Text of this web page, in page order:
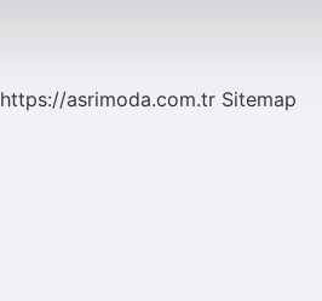
https://asrimoda.com.tr Sitemap